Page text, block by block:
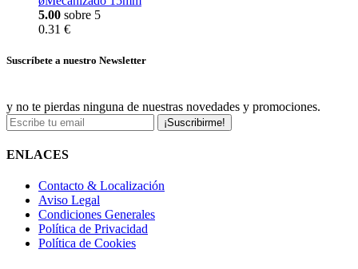
5.00 sobre 5
0.31 €
Suscríbete a nuestro Newsletter
y no te pierdas ninguna de nuestras novedades y promociones.
¡Suscribirme!
ENLACES
Contacto & Localización
Aviso Legal
Condiciones Generales
Política de Privacidad
Política de Cookies